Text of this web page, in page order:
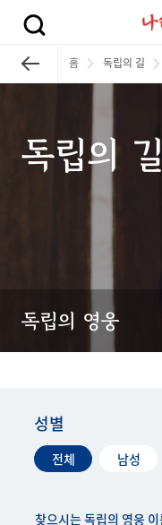
홈 독립의 길
독립의 길
독립의 영웅
성별
전체 남성